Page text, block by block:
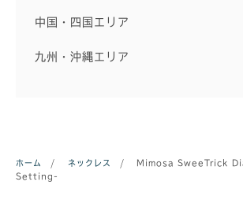
中国・四国エリア
九州・沖縄エリア
ホーム / ネックレス / Mimosa SweeTrick
Setting-